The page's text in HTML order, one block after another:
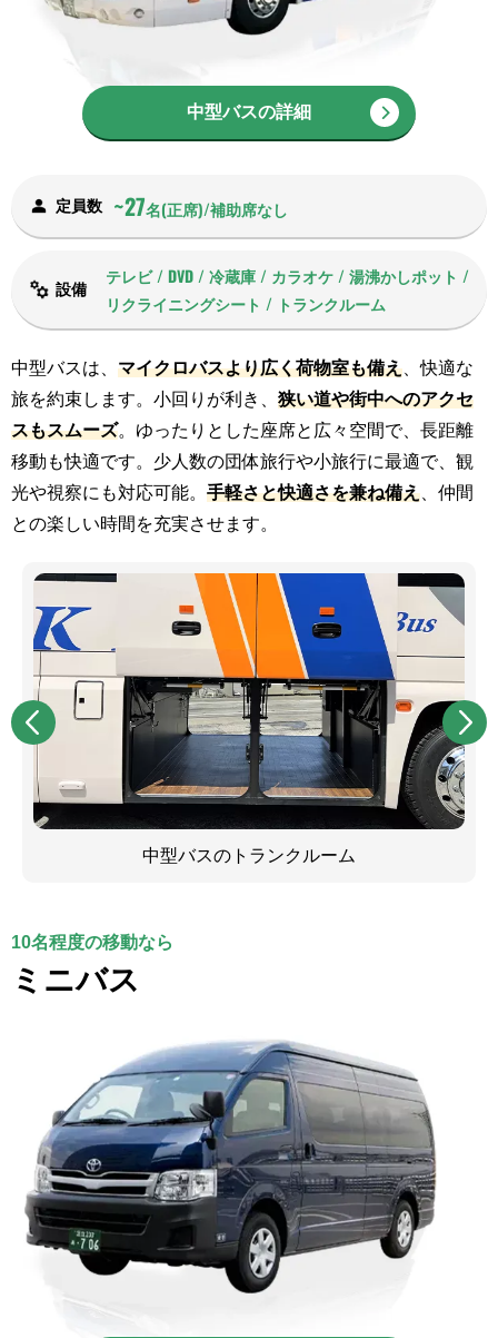
中型バスの詳細
定員数 ~27名(正席)/補助席なし
設備
テレビ / DVD / 冷蔵庫 / カラオケ / 湯沸かしポット /
リクライニングシート / トランクルーム
中型バスは、 マイクロバスより広く荷物室も備え 、快適な
旅を約束します。小回りが利き、 狭い道や街中へのアクセ
スもスムーズ。ゆったりとした座席と広々空間で、長距離
移動も快適です。少人数の団体旅行や小旅行に最適で、観
光や視察にも対応可能。 手軽さと快適さを兼ね備え 、仲間
との楽しい時間を充実させます。
中型バスのトランクルーム
10名程度の移動なら
ミニバス